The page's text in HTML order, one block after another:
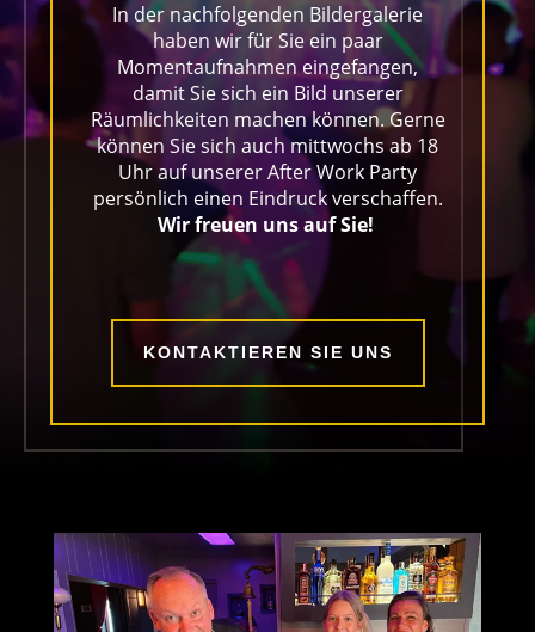
In der nachfolgenden Bildergalerie
haben wir für Sie ein paar
Momentaufnahmen eingefangen,
damit Sie sich ein Bild unserer
Räumlichkeiten machen können. Gerne
können Sie sich auch mittwochs ab 18
Uhr auf unserer After Work Party
persönlich einen Eindruck verschaffen.
Wir freuen uns auf Sie!
KONTAKTIEREN SIE UNS